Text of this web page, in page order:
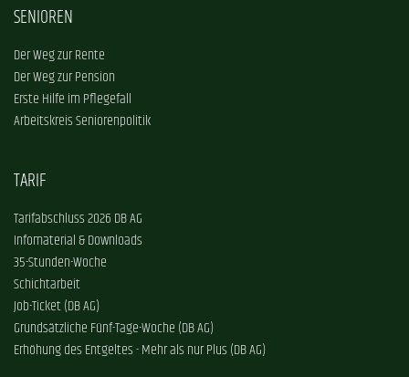
SENIOREN
Der Weg zur Rente
Der Weg zur Pension
Erste Hilfe im Pflegefall
Arbeitskreis Seniorenpolitik
TARIF
Tarifabschluss 2026 DB AG
Infomaterial & Downloads
35-Stunden-Woche
Schichtarbeit
Job-Ticket (DB AG)
Grundsätzliche Fünf-Tage-Woche (DB AG)
Erhöhung des Entgeltes - Mehr als nur Plus (DB AG)